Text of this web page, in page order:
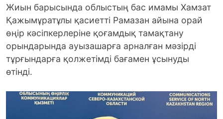
Жиын барысында облыстың бас имамы Хамзат
Қажымұратұлы қасиетті Рамазан айына орай
өңір кәсіпкерлеріне қоғамдық тамақтану
орындарында ауызашарға арналған мәзірді
тұрғындарға қолжетімді бағамен ұсынуды
өтінді.